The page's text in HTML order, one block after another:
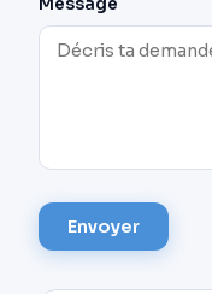
Message
Envoyer